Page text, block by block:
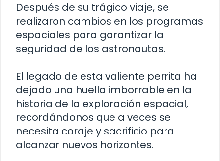
Después de su trágico viaje, se
realizaron cambios en los programas
espaciales para garantizar la
seguridad de los astronautas.
El legado de esta valiente perrita ha
dejado una huella imborrable en la
historia de la exploración espacial,
recordándonos que a veces se
necesita coraje y sacrificio para
alcanzar nuevos horizontes.